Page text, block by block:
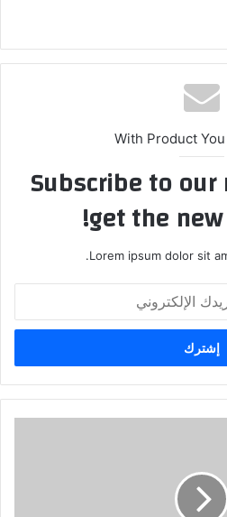
With Product
Subscribe to
get the
Lorem ipsum dolor sit